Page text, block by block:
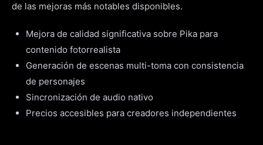
de las mejoras más notables disponibles.
Mejora de calidad significativa sobre Pika para
contenido fotorrealista
Generación de escenas multi-toma con consistencia
de personajes
Sincronización de audio nativo
Precios accesibles para creadores independientes